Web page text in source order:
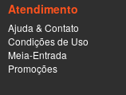
Atendimento
Ajuda & Contato
Condições de Uso
Meia-Entrada
Promoções